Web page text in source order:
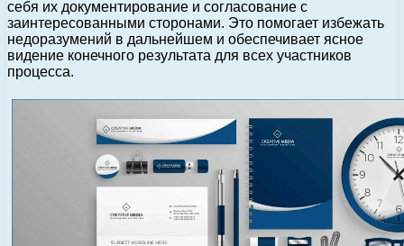
себя их документирование и согласование с
заинтересованными сторонами. Это помогает избежать
недоразумений в дальнейшем и обеспечивает ясное
видение конечного результата для всех участников
процесса.